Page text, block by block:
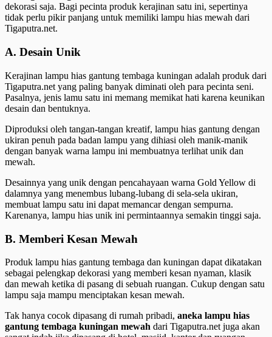
dekorasi saja. Bagi pecinta produk kerajinan satu ini, sepertinya
tidak perlu pikir panjang untuk memiliki lampu hias mewah dari
Tigaputra.net.
A. Desain Unik
Kerajinan lampu hias gantung tembaga kuningan adalah produk dari
Tigaputra.net yang paling banyak diminati oleh para pecinta seni.
Pasalnya, jenis lamu satu ini memang memikat hati karena keunikan
desain dan bentuknya.
Diproduksi oleh tangan-tangan kreatif, lampu hias gantung dengan
ukiran penuh pada badan lampu yang dihiasi oleh manik-manik
dengan banyak warna lampu ini membuatnya terlihat unik dan
mewah.
Desainnya yang unik dengan pencahayaan warna Gold Yellow di
dalamnya yang menembus lubang-lubang di sela-sela ukiran,
membuat lampu satu ini dapat memancar dengan sempurna.
Karenanya, lampu hias unik ini permintaannya semakin tinggi saja.
B. Memberi Kesan Mewah
Produk lampu hias gantung tembaga dan kuningan dapat dikatakan
sebagai pelengkap dekorasi yang memberi kesan nyaman, klasik
dan mewah ketika di pasang di sebuah ruangan. Cukup dengan satu
lampu saja mampu menciptakan kesan mewah.
Tak hanya cocok dipasang di rumah pribadi, aneka lampu hias
gantung tembaga kuningan mewah dari Tigaputra.net juga akan